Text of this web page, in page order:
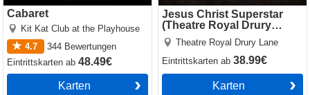
Cabaret
Kit Kat Club at the Playhouse
4.7
344 Bewertungen
Eintrittskartenab48.49€
Karten
Jesus Christ Superstar
(Theatre Royal Drury
Lane)
Theatre Royal Drury Lane
Eintrittskartenab38.99€
Karten